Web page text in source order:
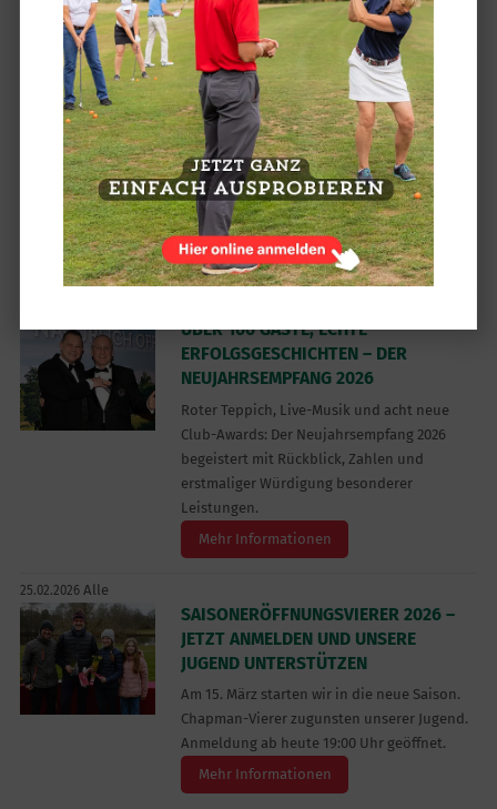
Mehr Informationen
04.03.2026Alle,TrackMan
BRILLENPARTY AM 18.03. IM ACHIMER
GOLFCLUB
Entdecke aktuelle Brillentrends, probiere
Golf- und Sonnenbrillen aus und lass Dich in
entspannter Atmosphäre individuell
beraten...
Mehr Informationen
ÜBER 100 GÄSTE, ECHTE
ERFOLGSGESCHICHTEN – DER
NEUJAHRSEMPFANG 2026
Roter Teppich, Live-Musik und acht neue
Club-Awards: Der Neujahrsempfang 2026
begeistert mit Rückblick, Zahlen und
erstmaliger Würdigung besonderer
Leistungen.
Mehr Informationen
25.02.2026 Alle
SAISONERÖFFNUNGSVIERER 2026 –
JETZT ANMELDEN UND UNSERE
JUGEND UNTERSTÜTZEN
Am 15. März starten wir in die neue Saison.
Chapman-Vierer zugunsten unserer Jugend.
Anmeldung ab heute 19:00 Uhr geöffnet.
Mehr Informationen